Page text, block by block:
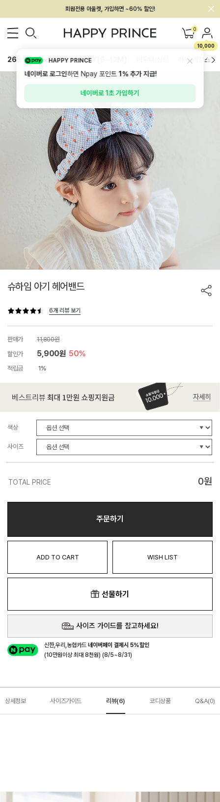
회원전용 아울렛, 가입하면 ~60% 할인!
멤버십 최대 28,000원 혜택 0
10,000
26SS 신상 BEST BABY[6~12M] 하의/레깅스
슈하임 아기 헤어밴드
6개 리뷰 보기
판매가
11,800원
할인가
5,900원 50%
적립금 1%
색상
사이즈
TOTAL PRICE 0원
주문하기
ADD TO CART WISH LIST
선물하기
사이즈 가이드를 참고하세요!
신한,우리,농협카드네이버페이 결제시 5%할인
(10만원이상 최대 8천원) (8/5~8/31)
상세정보 사이즈가이드 리뷰(6) 코디상품 Q&A(0)
HAPPY PRINCE
네이버로 로그인하면 Npay 포인트1%추가 지급!
네이버로 1초 가입하기